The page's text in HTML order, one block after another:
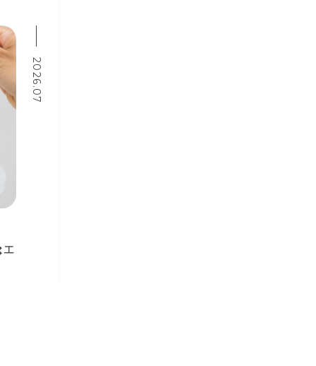
2026.07